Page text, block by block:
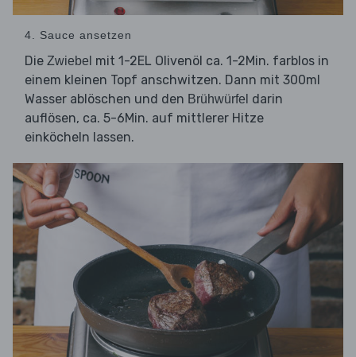
4. Sauce ansetzen
Die Zwiebel mit 1-2EL Olivenöl ca. 1-2Min. farblos in
einem kleinen Topf anschwitzen. Dann mit 300ml
Wasser ablöschen und den Brühwürfel darin
auflösen, ca. 5-6Min. auf mittlerer Hitze
einköcheln lassen.